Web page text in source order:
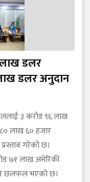
डलर
डलर अनुदान
३ करोड ९६ लाख
लाख ६० हजार
गरेको छ।
७१ लाख अमेरिकी
छलफल भएको छ।